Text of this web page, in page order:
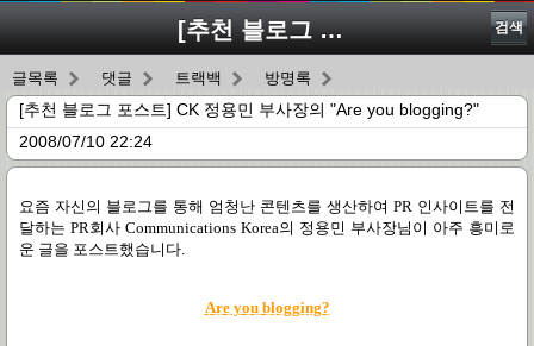
[추천 블로그 포스트] CK 정용민 부사장의 "Are you blogging?" 검색
글목록 댓글 트랙백 방명록
[추천 블로그 포스트] CK 정용민 부사장의 "Are you blogging?"
2008/07/10 22:24
요즘 자신의 블로그를 통해 엄청난 콘텐츠를 생산하여 PR 인사이트를 전
달하는 PR회사 Communications Korea의 정용민 부사장님이 아주 흥미로
운 글을 포스트했습니다.
Are you blogging?